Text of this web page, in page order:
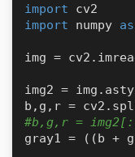
import
import numpy as
img =
img2 =
b,g,r =
#b,g,r =
gray1 = ((b +